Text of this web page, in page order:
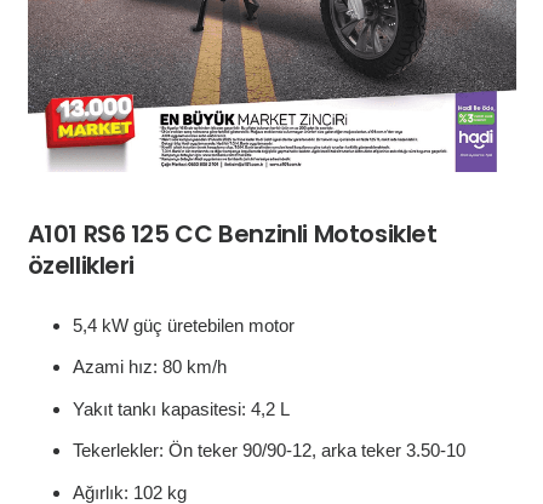
A101 RS6 125 CC Benzinli Motosiklet
özellikleri
5,4 kW güç üretebilen motor
Azami hız: 80 km/h
Yakıt tankı kapasitesi: 4,2 L
Tekerlekler: Ön teker 90/90-12, arka teker 3.50-10
Ağırlık: 102 kg